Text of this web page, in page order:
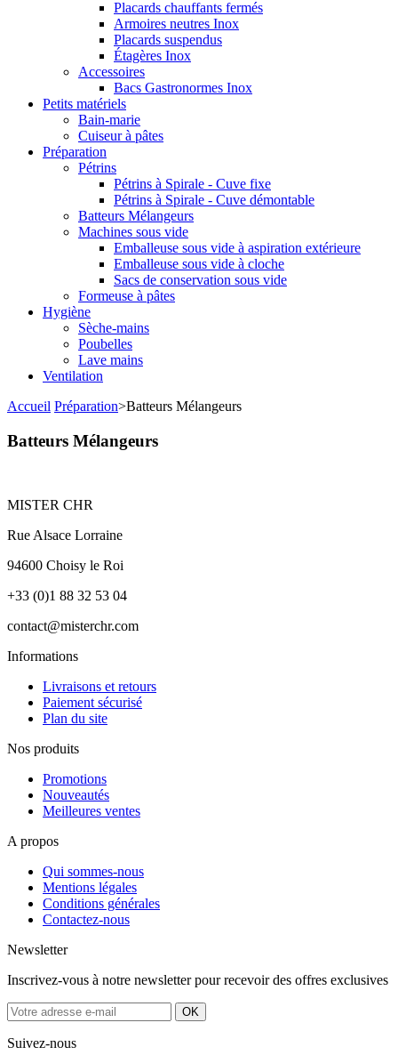
Placards chauffants fermés
Armoires neutres Inox
Placards suspendus
Étagères Inox
Accessoires
Bacs Gastronormes Inox
Petits matériels
Bain-marie
Cuiseur à pâtes
Préparation
Pétrins
Pétrins à Spirale - Cuve fixe
Pétrins à Spirale - Cuve démontable
Batteurs Mélangeurs
Machines sous vide
Emballeuse sous vide à aspiration extérieure
Emballeuse sous vide à cloche
Sacs de conservation sous vide
Formeuse à pâtes
Hygiène
Sèche-mains
Poubelles
Lave mains
Ventilation
Accueil Préparation>Batteurs Mélangeurs
Batteurs Mélangeurs
MISTER CHR
Rue Alsace Lorraine
94600 Choisy le Roi
+33 (0)1 88 32 53 04
contact@misterchr.com
Informations
Livraisons et retours
Paiement sécurisé
Plan du site
Nos produits
Promotions
Nouveautés
Meilleures ventes
A propos
Qui sommes-nous
Mentions légales
Conditions générales
Contactez-nous
Newsletter
Inscrivez-vous à notre newsletter pour recevoir des offres exclusives
Suivez-nous